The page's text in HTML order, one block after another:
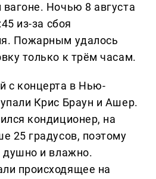
Ночью 8 августа
из-за сбоя
Пожарным удалось
только к трём часам.
с концерта в Нью-
Крис Браун и Ашер.
кондиционер, на
25 градусов, поэтому
душно и влажно.
происходящее на